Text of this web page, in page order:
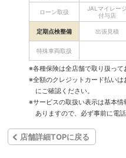
ローン取扱
JALマイレージ
付与店
定期点検整備 出張見積
特殊車両取扱
※各種保険は全店舗で取り扱って
※全額のクレジットカード払い
にご確認ください。
※サービスの取扱い表示は基本
ありますので、必ず事前に電
店舗詳細TOPに戻る